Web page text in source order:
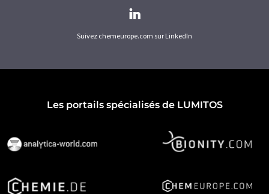
Suivez chemeurope.com sur LinkedIn
Les portails spécialisés de LUMITOS